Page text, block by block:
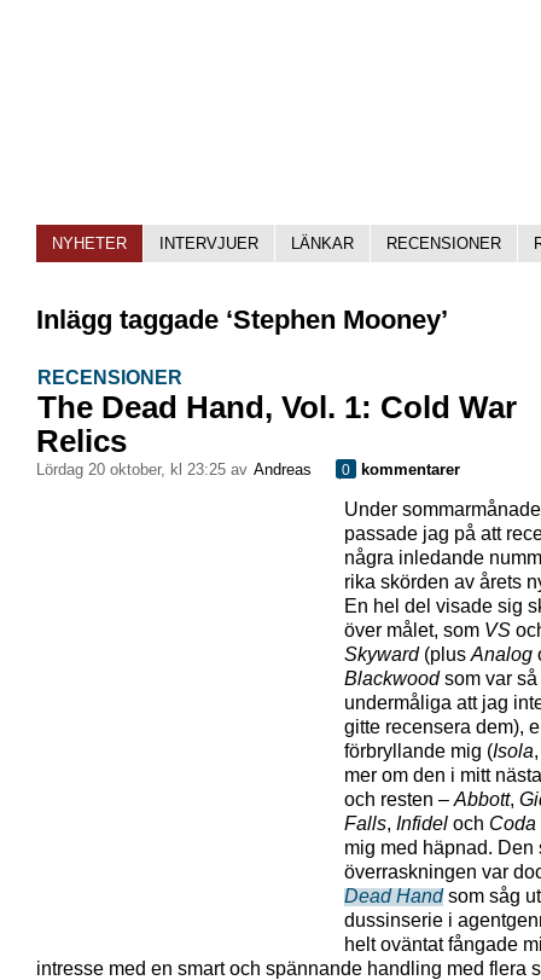
NYHETER INTERVJUER LÄNKAR RECENSIONER
Inlägg taggade ‘Stephen Mooney’
RECENSIONER
The Dead Hand, Vol. 1: Cold War
Relics
lördag 20 oktober, kl 23:25 av Andreas 0 kommentarer
Under
passade jag på att
några inledande
rika skörden av årets
En hel del visade sig
över målet, som VS
Skyward(plus Analog
Blackwoodsom var så
undermåliga att jag
gitte recensera dem),
förbryllande mig (Isola
mer om den i mitt
och resten – Abbott,
Falls, Infidel och Coda
mig med häpnad. Den
överraskningen var
Dead Handsom såg
dussinserie i
helt oväntat fångade
intresse med en smart och spännande handling med flera